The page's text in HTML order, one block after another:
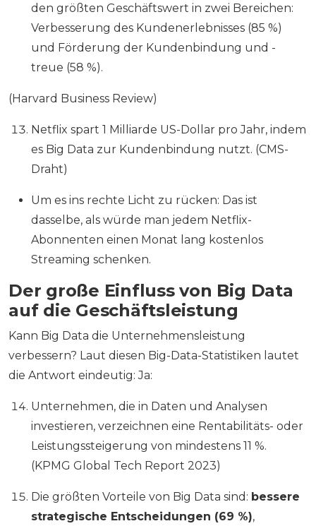
den größten Geschäftswert in zwei Bereichen:
Verbesserung des Kundenerlebnisses (85 %)
und Förderung der Kundenbindung und -
treue (58 %).
(Harvard Business Review)
Netflix spart 1 Milliarde US-Dollar pro Jahr, indem
es Big Data zur Kundenbindung nutzt. (CMS-
Draht)
Um es ins rechte Licht zu rücken: Das ist
dasselbe, als würde man jedem Netflix-
Abonnenten einen Monat lang kostenlos
Streaming schenken.
Der große Einfluss von Big Data
auf die Geschäftsleistung
Kann Big Data die Unternehmensleistung
verbessern? Laut diesen Big-Data-Statistiken lautet
die Antwort eindeutig: Ja:
Unternehmen, die in Daten und Analysen
investieren, verzeichnen eine Rentabilitäts- oder
Leistungssteigerung von mindestens 11 %.
(KPMG Global Tech Report 2023)
Die größten Vorteile von Big Data sind: bessere
strategische Entscheidungen (69 %),